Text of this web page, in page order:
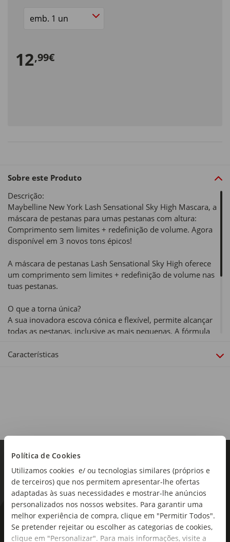
Política de Cookies
Utilizamos cookies e/ ou tecnologias similares (próprios e
de terceiros) que nos permitem apresentar-lhe ofertas
adaptadas às suas necessidades e mostrar-lhe anúncios
personalizados nos nossos websites. Para garantir uma
melhor experiência de compra, clique em "Permitir Todos".
Se pretender rejeitar ou escolher as categorias de cookies,
clique em "Personalizar". Para mais informações, visite a
Size
12,99€
Sobre este Produto
Descrição:
Maybelline New York Lash Sensational Sky High Mascara, a
máscara de pestanas para umas pestanas com altura:
Comprimento sem limites + redefinição de volume. Agora
disponível em 3 novos tons épicos!
A máscara de pestanas Lash Sensational Sky High oferece
um comprimento sem limites + redefinição de volume nas
tuas pestanas.
O que a torna única?
A sua inovadora escova cónica e flexível, permite alcançar
todas as pestanas, inclusive as mais pequenas. A fórmula
permite retirar a quantidade exata de produto, para umas
Características
As novidades mais frescas no
seu e-mail!